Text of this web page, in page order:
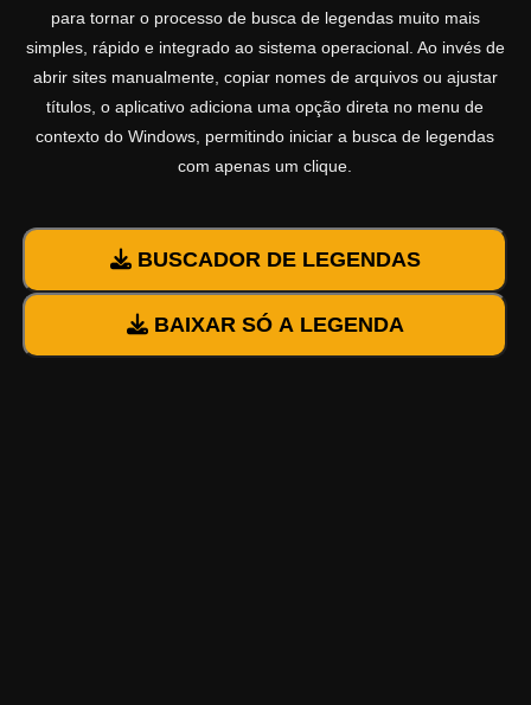
para tornar o processo de busca de legendas muito mais
simples, rápido e integrado ao sistema operacional. Ao invés de
abrir sites manualmente, copiar nomes de arquivos ou ajustar
títulos, o aplicativo adiciona uma opção direta no menu de
contexto do Windows, permitindo iniciar a busca de legendas
com apenas um clique.
BUSCADOR DE LEGENDAS
BAIXAR SÓ A LEGENDA